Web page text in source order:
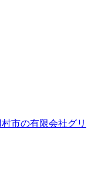
市の有限会社グリ